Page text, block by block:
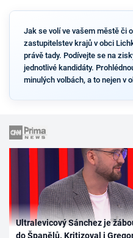
Jak se volí ve vašem městě či
zastupitelstev krajů v obci
právě tady. Podívejte se na
jednotlivé kandidáty.
minulých volbách, a to nejen v
Ultralevicový Sánchez je
do Španělů. Kritizoval i